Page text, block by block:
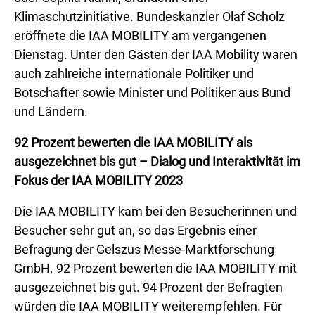
Klimaschutzinitiative. Bundeskanzler Olaf Scholz
eröffnete die IAA MOBILITY am vergangenen
Dienstag. Unter den Gästen der IAA Mobility waren
auch zahlreiche internationale Politiker und
Botschafter sowie Minister und Politiker aus Bund
und Ländern.
92 Prozent bewerten die IAA MOBILITY als
ausgezeichnet bis gut – Dialog und Interaktivität im
Fokus der IAA MOBILITY 2023
Die IAA MOBILITY kam bei den Besucherinnen und
Besucher sehr gut an, so das Ergebnis einer
Befragung der Gelszus Messe-Marktforschung
GmbH. 92 Prozent bewerten die IAA MOBILITY mit
ausgezeichnet bis gut. 94 Prozent der Befragten
würden die IAA MOBILITY weiterempfehlen. Für